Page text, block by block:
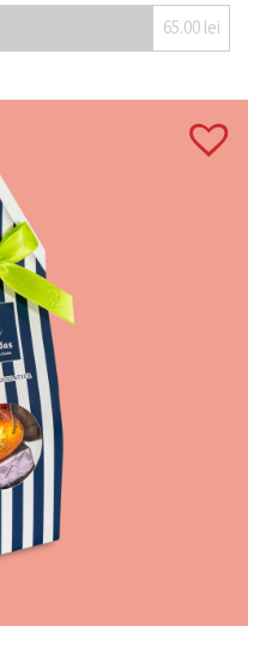
65.00 lei